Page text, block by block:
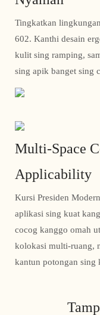
Tingkatkan
602. Kanthi desain
kulit sing ramping,
sing apik banget sing
Multi-Space
Applicability
Kursi Presiden
aplikasi sing kuat
cocog kanggo omah
kolokasi multi-ruang,
kantun potongan